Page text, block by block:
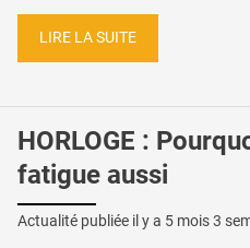
LIRE LA SUITE
HORLOGE :
fatigue aussi
Actualité publiée il y a 5 mois 3